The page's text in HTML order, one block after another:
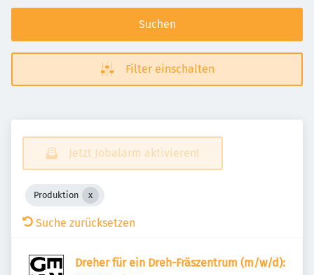
Suchen
Filter einschalten
Jetzt Jobalarm aktivieren!
Produktion
Suche zurücksetzen
Dreher für ein Dreh-Fräszentrum (m/w/d):